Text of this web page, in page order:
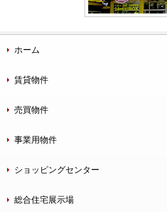
ホーム
賃貸物件
売買物件
事業用物件
ショッピングセンター
総合住宅展示場